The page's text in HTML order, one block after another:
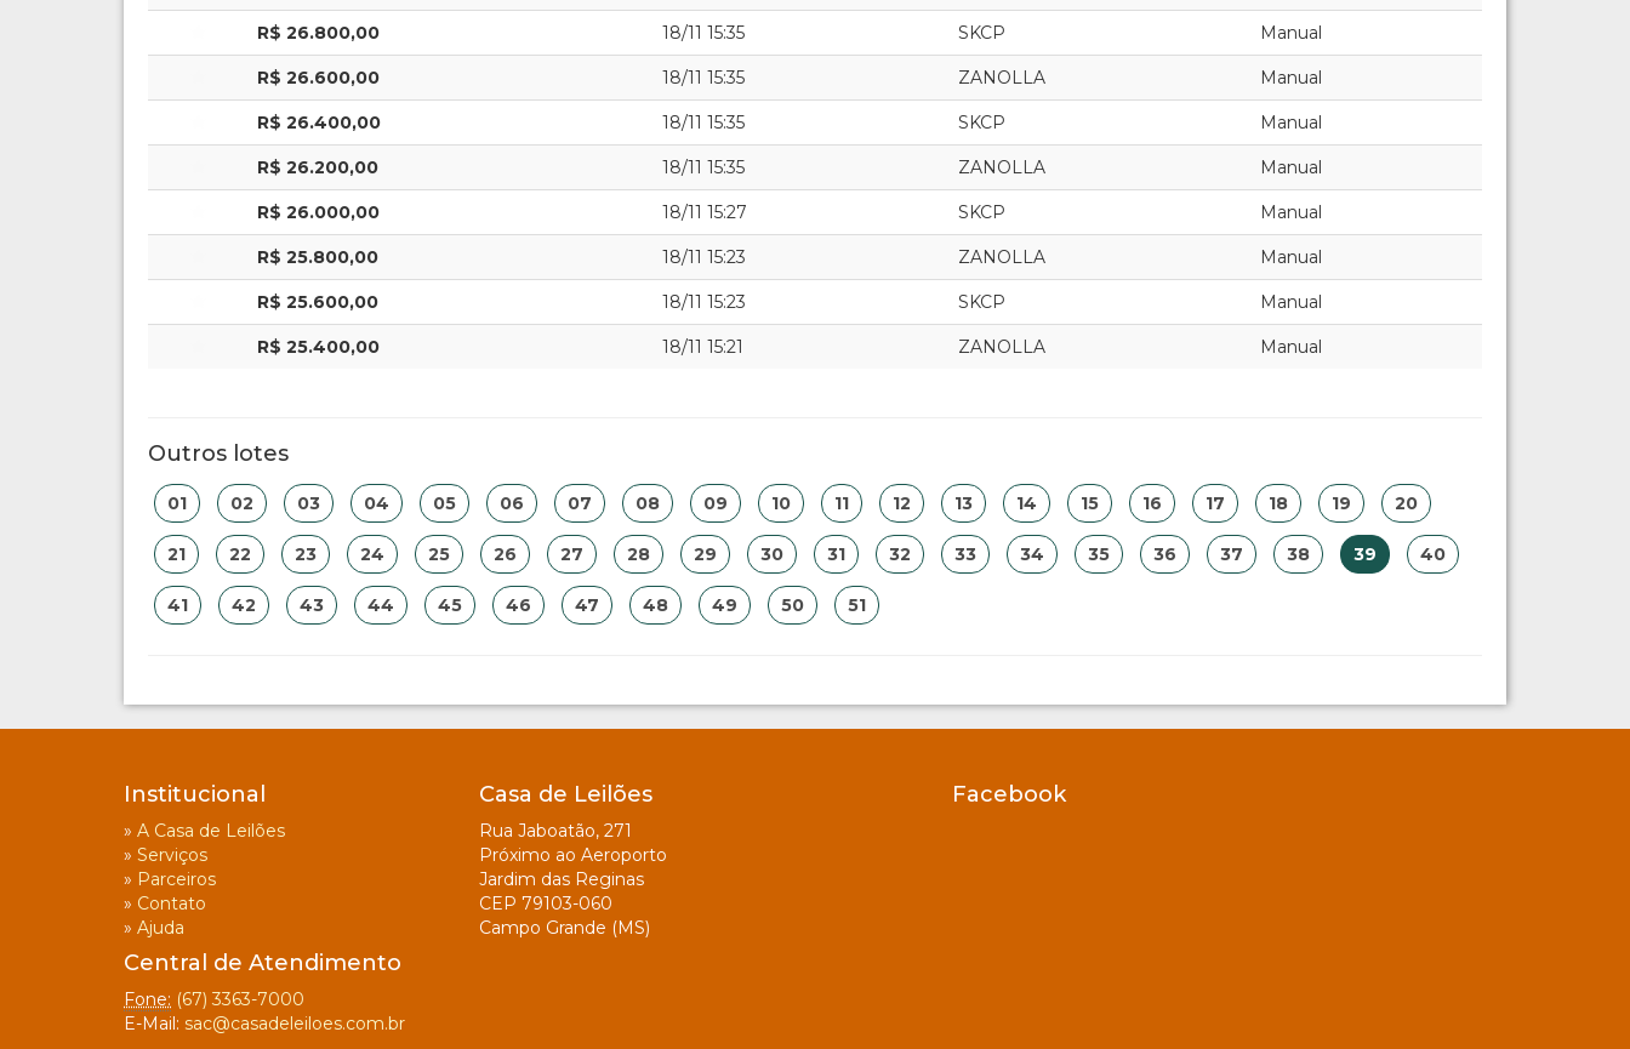
R$ 26.800,00 18/11 15:35 SKCP Manual
R$ 26.600,00 18/11 15:35 ZANOLLA Manual
R$ 26.400,00 18/11 15:35 SKCP Manual
R$ 26.200,00 18/11 15:35 ZANOLLA Manual
R$ 26.000,00 18/11 15:27 SKCP Manual
R$ 25.800,00 18/11 15:23 ZANOLLA Manual
R$ 25.600,00 18/11 15:23 SKCP Manual
R$ 25.400,00 18/11 15:21 ZANOLLA Manual
Outros lotes
01 02 03 04 05 06 07 08 09 10 11 12 13 14 15 16 17 18 19 20
21 22 23 24 25 26 27 28 29 30 31 32 33 34 35 36 37 38 39 40
41 42 43 44 45 46 47 48 49 50 51
Institucional
» A Casa de Leilões
» Serviços
» Parceiros
» Contato
» Ajuda
Central de Atendimento
Fone: (67) 3363-7000
E-Mail: sac@casadeleiloes.com.br
Casa de Leilões
Rua Jaboatão, 271
Próximo ao Aeroporto
Jardim das Reginas
CEP 79103-060
Campo Grande (MS)
Facebook